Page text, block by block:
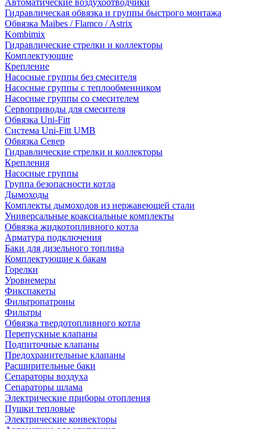
Гидравлическая обвязка и группы быстрого монтажа
Обвязка Maibes / Flamco / Astrix
Kombimix
Гидравлические стрелки и коллекторы
Комплектующие
Крепление
Насосные группы без смесителя
Насосные группы с теплообменником
Насосные группы со смесителем
Сервоприводы для смесителя
Обвязка Uni-Fitt
Система Uni-Fitt UMB
Обвязка Север
Гидравлические стрелки и коллекторы
Крепления
Насосные группы
Группа безопасности котла
Дымоходы
Комплекты дымоходов из нержавеющей стали
Универсальные коаксиальные комплекты
Обвязка жидкотопливного котла
Арматура подключения
Баки для дизельного топлива
Комплектующие к бакам
Горелки
Уровнемеры
Фикспакеты
Фильтропатроны
Фильтры
Обвязка твердотопливного котла
Перепускные клапаны
Подпиточные клапаны
Предохранительные клапаны
Расширительные баки
Сепараторы воздуха
Сепараторы шлама
Электрические приборы отопления
Пушки тепловые
Электрические конвекторы